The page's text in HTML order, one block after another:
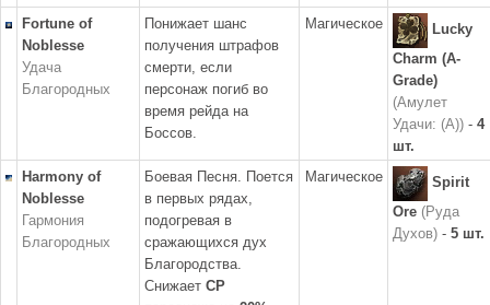
Fortune of
Noblesse
Удача
Благородных
Понижает шанс
получения штрафов
смерти, если
персонаж погиб во
время рейда на
Боссов.
Магическое
Lucky
Charm (A-
Grade)
(Амулет
Удачи: (A)) - 4
шт.
Harmony of
Noblesse
Гармония
Благородных
Боевая Песня. Поется
в первых рядах,
подогревая в
сражающихся дух
Благородства.
Снижает CP
Магическое
Spirit
Ore (Руда
Духов) - 5 шт.